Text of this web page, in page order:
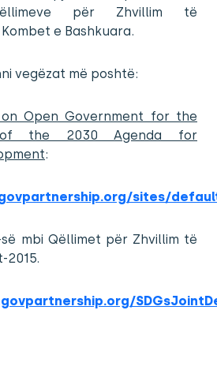
për Zhvillim të
e Bashkuara.
vegëzat më poshtë:
Open Government for the
of the 2030 Agenda for
:
sites/
mbi Qëllimet për Zhvillim të
2015.